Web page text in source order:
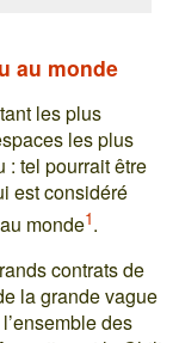
au monde
les plus
les plus
: tel pourrait être
est considéré
monde1.
contrats de
la grande vague
des